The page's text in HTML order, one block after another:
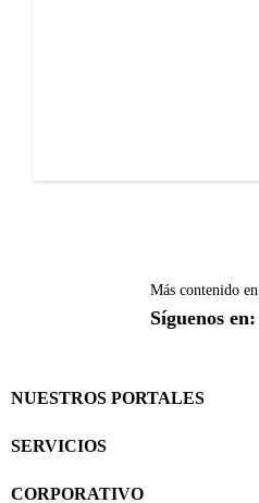
Más contenido en
Síguenos en:
NUESTROS PORTALES
SERVICIOS
CORPORATIVO